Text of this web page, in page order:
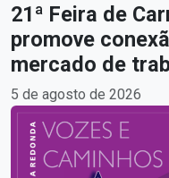
21ª Feira de
promove
mercado de
5 de agosto de 2026